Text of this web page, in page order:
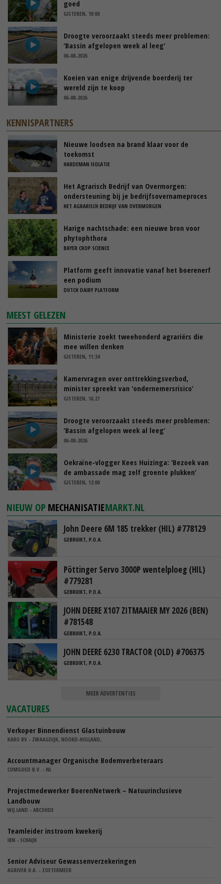
goed
GISTEREN, 10:00
Droogte veroorzaakt steeds meer problemen:
‘Bassin afgelopen week al leeg’
06-08-2026
Koeien van enige drijvende boerderij ter
wereld zijn te koop
06-08-2026
KENNISPARTNERS
Nieuwe loodsen na brand klaar voor de
toekomst
HARDEMAN ISOLATIE
Het Agrarisch Bedrijf van Overmorgen:
ondersteuning bij je bedrijfsovernameproces
HET AGRARISCH BEDRIJF VAN OVERMORGEN
Harige nachtschade: een nieuwe bron voor
phytophthora
BAYER CROP SCIENCE
Platform geeft innovatie vanaf het boerenerf
een podium
DUTCH DAIRY PLATFORM
MEEST GELEZEN
Ministerie zoekt tweehonderd agrariërs die
mee willen denken
GISTEREN, 11:34
Kamervragen over onttrekkingsverbod,
minister spreekt van ‘ondernemersrisico’
GISTEREN, 16:27
Droogte veroorzaakt steeds meer problemen:
‘Bassin afgelopen week al leeg’
06-08-2026
Oekraïne-vlogger Kees Huizinga: ‘Bezoek van
de ambassade mag zelf groente plukken’
GISTEREN, 12:00
NIEUW OP MECHANISATIEMARKT.NL
John Deere 6M 185 trekker (HIL) #778129
GEBRUIKT, P.O.A.
Pöttinger Servo 3000P wentelploeg (HIL)
#779281
GEBRUIKT, P.O.A.
JOHN DEERE X107 ZITMAAIER MY 2026 (BEN)
#781548
GEBRUIKT, P.O.A.
JOHN DEERE 6230 TRACTOR (OLD) #706375
GEBRUIKT, P.O.A.
MEER ADVERTENTIES
VACATURES
Verkoper Binnendienst Glastuinbouw
KARO BV - ZWAAGDIJK, NOORD-HOLLAND,
Accountmanager Organische Bodemverbeteraars
COMGOED B.V. - NL
Projectmedewerker BoerenNetwerk – Natuurinclusieve
Landbouw
WIJ.LAND - ABCOUDE
Teamleider instroom kwekerij
IBN - SCHAIJK
Senior Adviseur Gewassenverzekeringen
AGRIVER U.A. - ZOETERMEER